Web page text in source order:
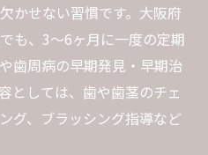
かせない習慣です。大阪府
も、3〜6ヶ月に一度の定期
歯周病の早期発見・早期治
としては、歯や歯茎のチェ
グ、ブラッシング指導など